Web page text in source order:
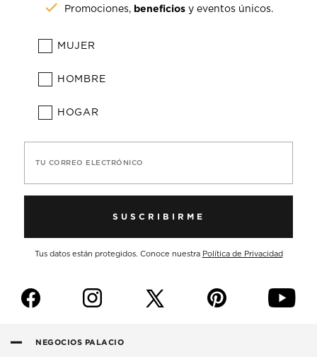
Promociones, beneficios y eventos únicos.
MUJER
HOMBRE
HOGAR
TU CORREO ELECTRÓNICO
SUSCRIBIRME
Tus datos están protegidos. Conoce nuestra Política de Privacidad
f i p y
NEGOCIOS PALACIO